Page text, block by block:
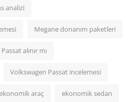
analizi
Megane donanım paketleri
Passat alınır mı
Volkswagen Passat incelemesi
araç ekonomik sedan